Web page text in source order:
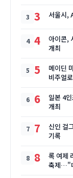
3 서울시,
4
아이콘,
개최
5
메이딘
비주얼
6
일본 4
개최
7
신인 걸
기록
8
록 여제
축제…"